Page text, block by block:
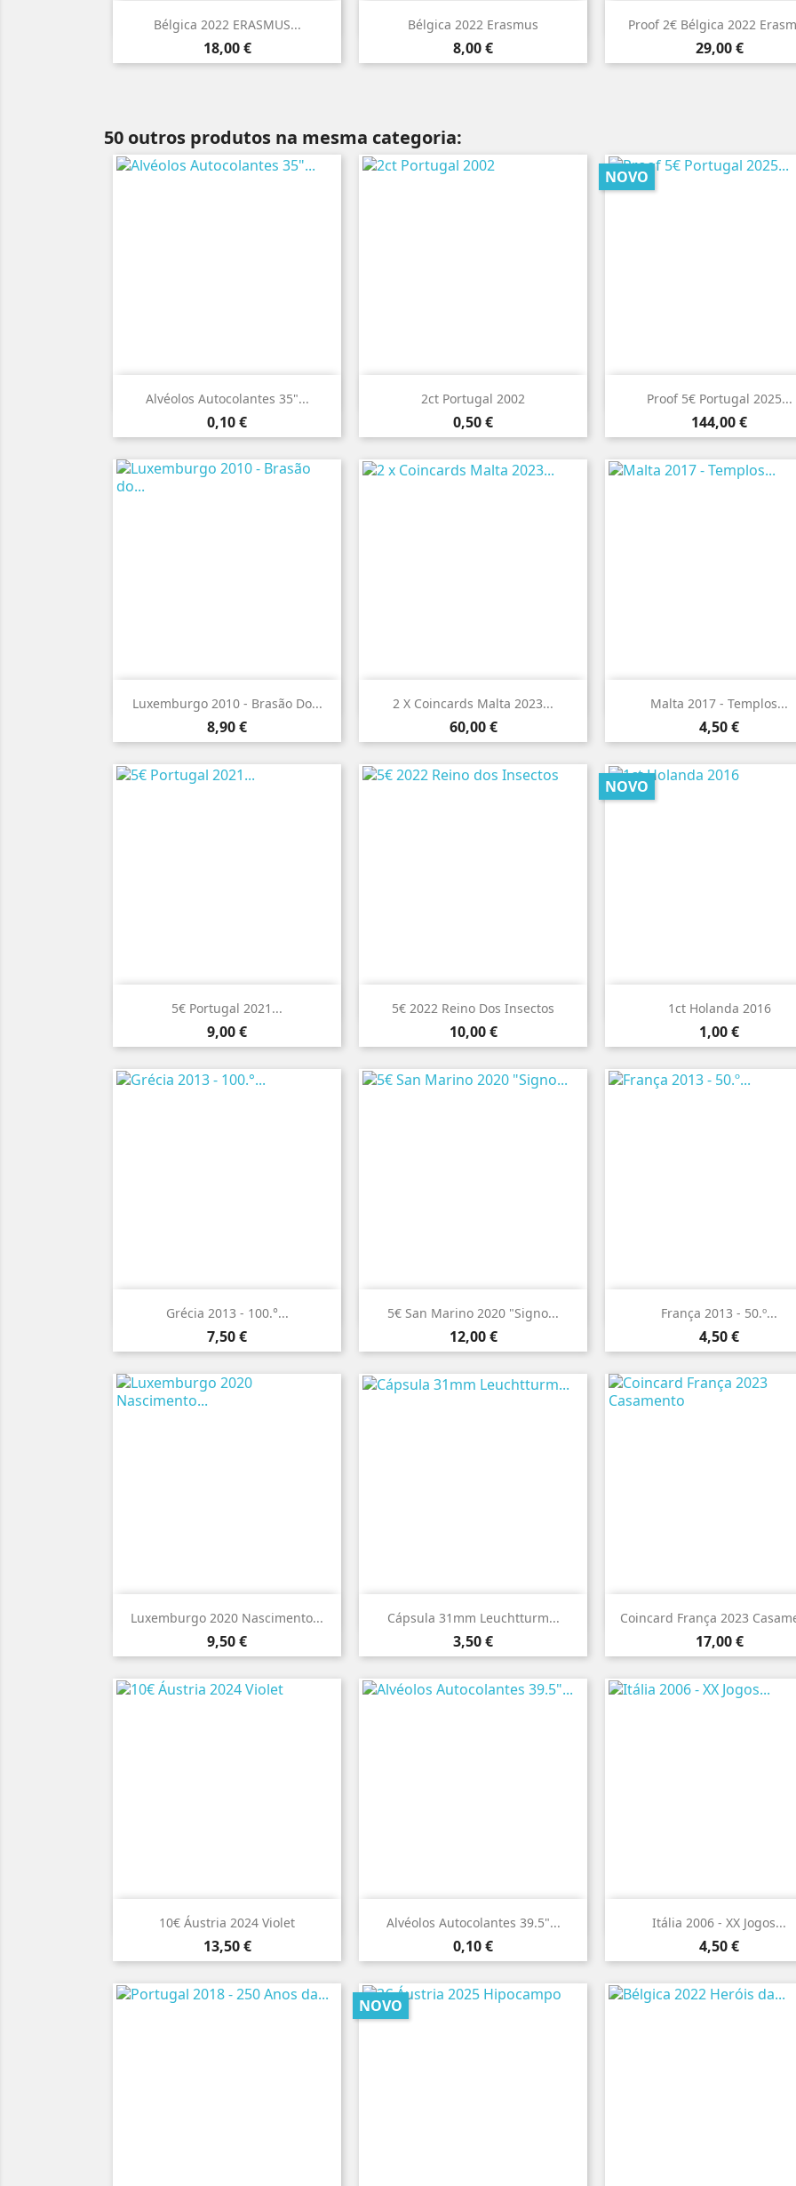
Bélgica 2022 ERASMUS...
Preço
18,00 €
 Vista rápida Bélgica 2022 Erasmus
Preço
8,00 €
 Vista rápida Proof 2€ Bélgica 2022
Preço
29,00 €
 Vista rápida
50 outros produtos na mesma categoria:
Alvéolos Autocolantes 35"...
Preço
0,10 €
 Vista rápida 2ct Portugal 2002
Preço
0,50 €
 Vista rápida Proof 5€ Portugal 2025...
Preço
144,00 €
NOVO
 Vista rápida
Luxemburgo 2010 - Brasão Do...
Preço
8,90 €
 Vista rápida 2 X Coincards Malta 2023...
Preço
60,00 €
 Vista rápida Malta 2017 - Templos...
Preço
4,50 €
 Vista rápida
5€ Portugal 2021...
Preço
9,00 €
 Vista rápida 5€ 2022 Reino Dos Insectos
Preço
10,00 €
 Vista rápida 1ct Holanda 2016
Preço
1,00 €
NOVO
 Vista rápida
Grécia 2013 - 100.°...
Preço
7,50 €
 Vista rápida 5€ San Marino 2020 "Signo...
Preço
12,00 €
 Vista rápida França 2013 - 50.º...
Preço
4,50 €
 Vista rápida
Luxemburgo 2020 Nascimento...
Preço
9,50 €
 Vista rápida Cápsula 31mm Leuchtturm...
Preço
3,50 €
 Vista rápida Coincard França 2023
Preço
17,00 €
 Vista rápida
10€ Áustria 2024 Violet
Preço
13,50 €
 Vista rápida Alvéolos Autocolantes 39.5"...
Preço
0,10 €
 Vista rápida Itália 2006 - XX Jogos...
Preço
4,50 €
 Vista rápida
NOVO